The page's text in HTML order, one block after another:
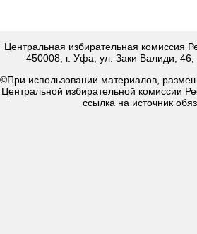
Центральная избирательная комиссия
450008, г. Уфа, ул. Заки Валиди,
©При использовании материалов,
Центральной избирательной комиссии
ссылка на источник